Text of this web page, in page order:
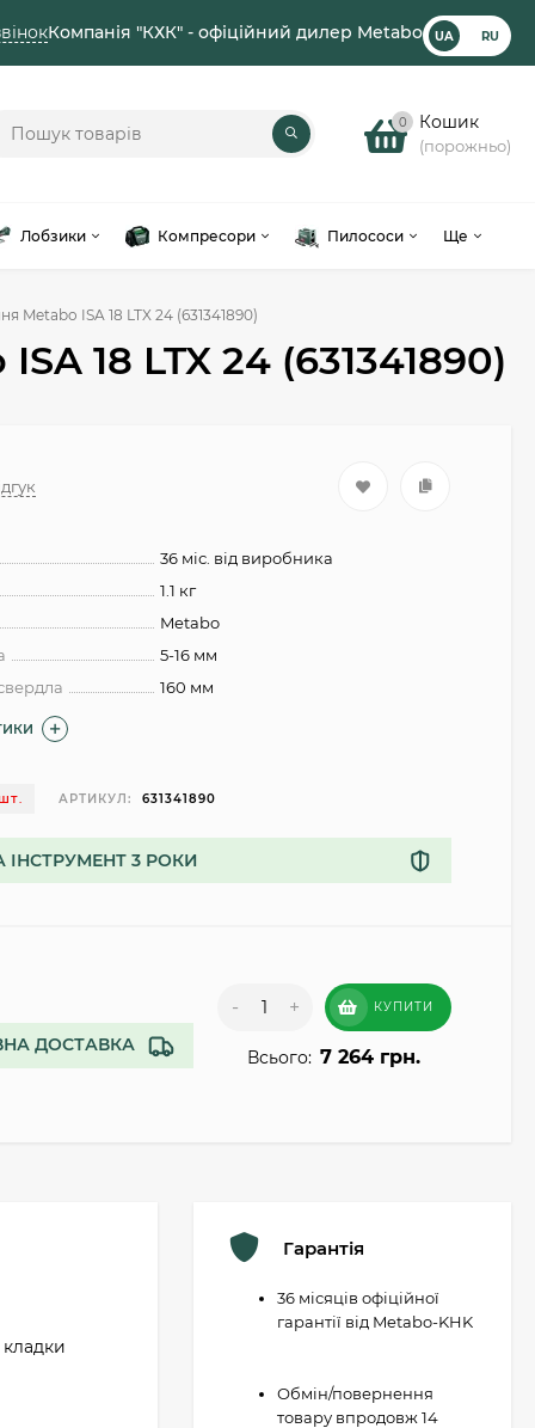
Компанія "КХК" - офіційний дилер Metabo UA RU
0 Кошик
(порожньо)
Лобзики Компресори Пилососи Ще
Metabo ISA 18 LTX 24 (631341890)
18 LTX 24 (631341890)
36 міс. від виробника
1.1 кг
Metabo
5-16 мм
160 мм
АРТИКУЛ: 631341890
ІНСТРУМЕНТ 3 РОКИ
ДОСТАВКА
- + КУПИТИ
Всього: 7 264 грн.
Гарантія
36 місяців офіційної
гарантії від Metabo-KHK
Обмін/повернення
товару впродовж 14